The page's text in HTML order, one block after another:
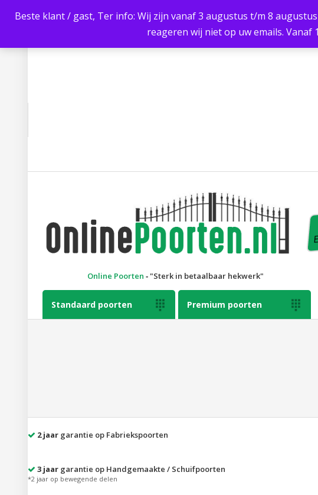
Online Poorten ‐ Sterk in betaalbaar hekwerk
Standaard poorten  Premium poorten 
2 jaar garantie op Fabriekspoorten
3 jaar garantie op Handgemaakte / Schuifpoorten
*2 jaar op bewegende delen
Beste klant / gast, Ter info: Wij zijn vanaf 3 augustus t/m 8
reageren wij niet op uw emails.